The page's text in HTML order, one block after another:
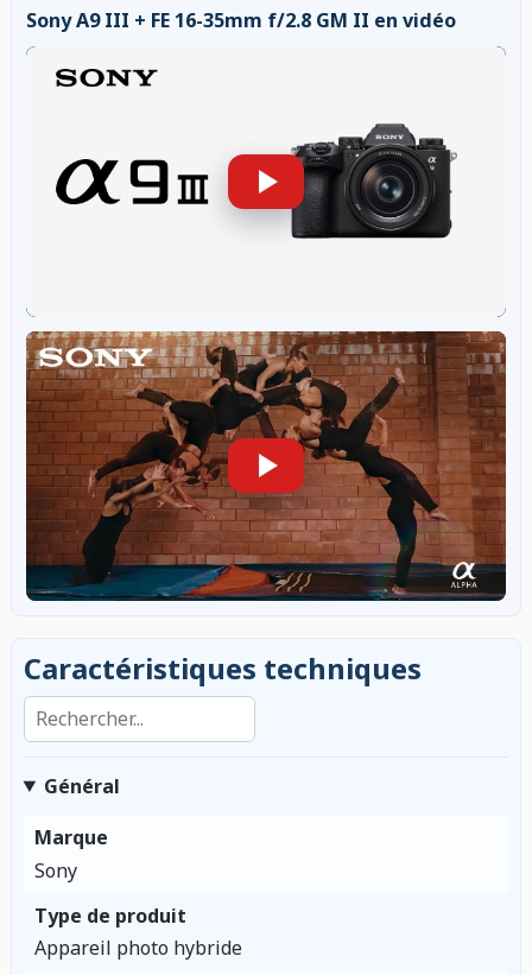
Sony A9 III + FE 16-35mm f/2.8 GM II en vidéo
Caractéristiques techniques
Rechercher dans les caractéristiques
Général
Marque
Sony
Type de produit
Appareil photo hybride